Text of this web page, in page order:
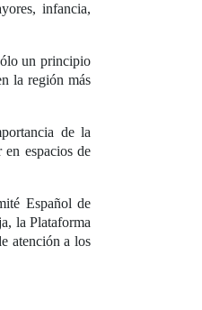
infancia,
un principio
la región más
de la
espacios de
Español de
la Plataforma
atención a los